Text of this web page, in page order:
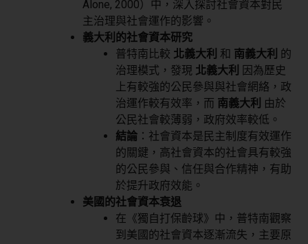
Alone, 2000）中，深入探討社會資本對民
主治理與社會運作的影響。
義大利的社會資本研究
普特南比較 北義大利 和 南義大利 的
治理模式，發現 北義大利
因為歷史
上有較強的公民參與與社會網絡，政
治運作較有效率，而 南義大利 由於
公民社會較薄弱，政府效率較低。
結論 ：社會資本是民主制度有效運作
的關鍵，高社會資本的社會具有較強
的公民參與、信任與合作精神，有助
於提升政府效能。
美國的社會資本衰退
在《獨自打保齡球》中，普特南觀察
到美國的社會資本逐漸流失，主要原